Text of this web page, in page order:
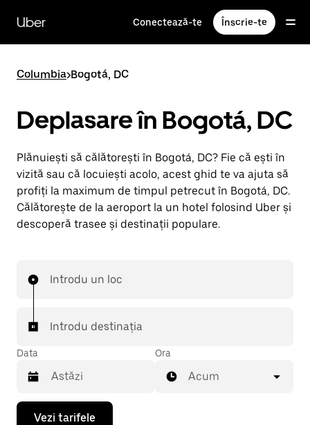
direct
conținutul
principal
Uber Conectează-te Înscrie-te
Columbia>Bogotá, DC
Deplasare în Bogotá, DC
Plănuiești să călătorești în Bogotá, DC? Fie că ești în
vizită sau că locuiești acolo, acest ghid te va ajuta să
profiți la maximum de timpul petrecut în Bogotá, DC.
Călătorește de la aeroport la un hotel folosind Uber și
descoperă trasee și destinații populare.
Introdu un loc
Introdu destinația
Data
Pentru
Ora
Acum
Vezi tarifele